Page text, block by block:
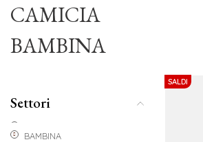
CAMICIA
BAMBINA
Settori
BAMBINA
SALDI